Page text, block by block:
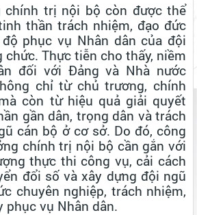
chính trị nội bộ còn được thể
thần trách nhiệm, đạo đức
phục vụ Nhân dân của đội
chức. Thực tiễn cho thấy, niềm
đối với Đảng và Nhà nước
chỉ từ chủ trương, chính
còn từ hiệu quả giải quyết
gần dân, trọng dân và trách
cán bộ ở cơ sở. Do đó, công
chính trị nội bộ cần gắn với
thực thi công vụ, cải cách
đổi số và xây dựng đội ngũ
chuyên nghiệp, trách nhiệm,
phục vụ Nhân dân.